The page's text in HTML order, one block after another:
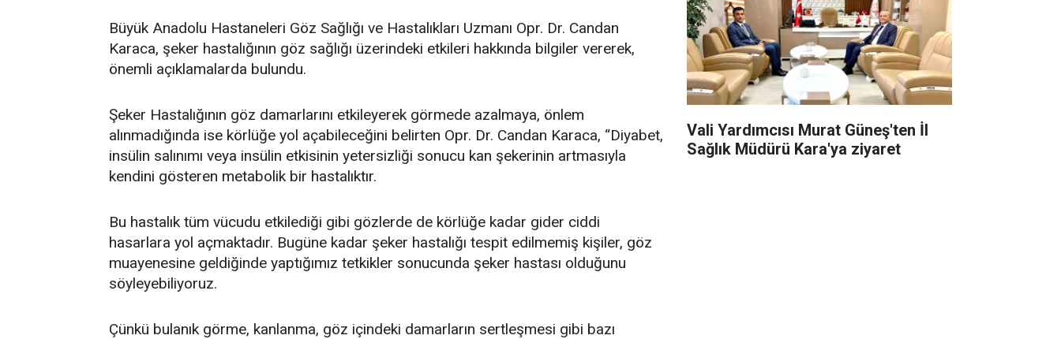
Büyük Anadolu Hastaneleri Göz Sağlığı ve Hastalıkları Uzmanı Opr. Dr. Candan
Karaca, şeker hastalığının göz sağlığı üzerindeki etkileri hakkında bilgiler vererek,
önemli açıklamalarda bulundu.
Şeker Hastalığının göz damarlarını etkileyerek görmede azalmaya, önlem
alınmadığında ise körlüğe yol açabileceğini belirten Opr. Dr. Candan Karaca, “Diyabet,
insülin salınımı veya insülin etkisinin yetersizliği sonucu kan şekerinin artmasıyla
kendini gösteren metabolik bir hastalıktır.
Bu hastalık tüm vücudu etkilediği gibi gözlerde de körlüğe kadar gider ciddi
hasarlara yol açmaktadır. Bugüne kadar şeker hastalığı tespit edilmemiş kişiler, göz
muayenesine geldiğinde yaptığımız tetkikler sonucunda şeker hastası olduğunu
söyleyebiliyoruz.
Çünkü bulanık görme, kanlanma, göz içindeki damarların sertleşmesi gibi bazı
Vali Yardımcısı Murat Güneş'ten İl
Sağlık Müdürü Kara'ya ziyaret